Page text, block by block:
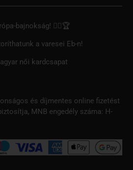
bajnokság! 🏊‍♂️🏆
a varesei Eb-n!
női kardcsapat
és díjmentes online fizetést
MNB engedély száma: H-